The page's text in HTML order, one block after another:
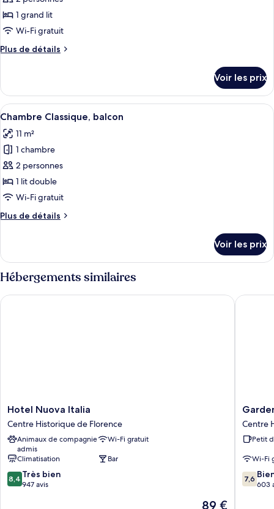
Quadruple
les
photos
pour
ce
chambre :
Classic
Double
Room
1 grand lit
Wi-Fi gratuit
Plus de détails
Plus
le
type
de
Classic
Double
Room
Voir les prix
Afficher
toutes
les
photos
pour
ce
type
chambre :
balcon
Une chambre d’hôtel comprenant
4
Chambre Classique, balcon
11 m²
1 chambre
2 personnes
1 lit double
Wi-Fi gratuit
Plus de détails
Plus
le
type
de
chambre
Chambre
Voir les prix
Hébergements similaires
Hotel
Nuova
Italia
Centre
Historique
de
Florence
Hotel Nuova Italia
Centre Historique de Florence
Animaux de compagnie
admis
Wi-Fi gratuit
Climatisation
Bar
8.4
sur
8,4 Très bien
947 avis
Le
89 €
Hotel Nuova Italia
Garden
Blue
Centre
Florence
Centre
Petit
Wi-Fi
7.6
sur
7,6
603
Garden